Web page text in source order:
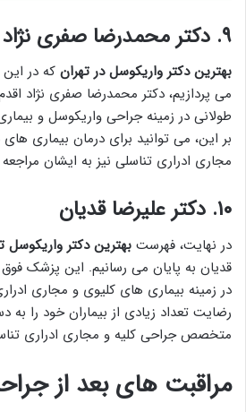
۹. دکتر محمدرضا صفری نژاد اقدم
بهترین دکتر واریکوسل در تهران که در
می پردازیم، دکتر محمدرضا صفری نژاد
طولانی در زمینه جراحی واریکوسل و
بر این، می توانید برای درمان بیماری های
مجاری ادراری تناسلی نیز به ایشان
۱۰. دکتر علیرضا قدیان
در نهایت، فهرست بهترین دکتر واریکوسل
قدیان به پایان می رسانیم. این پزشک فوق
در زمینه بیماری های کلیوی و مجاری
رضایت تعداد زیادی از بیماران خود را به
متخصص جراحی کلیه و مجاری ادراری
مراقبت های بعد از